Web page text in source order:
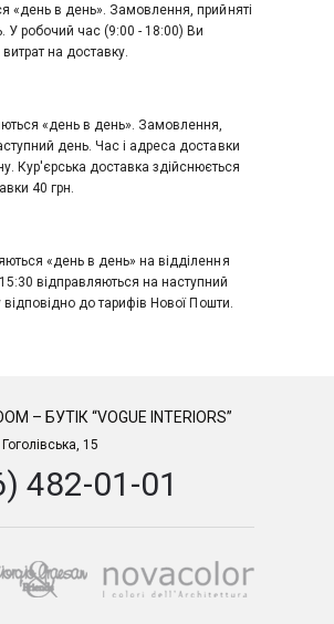
«день в день». Замовлення, прийняті
У робочий час (9:00 - 18:00) Ви
на доставку.
«день в день». Замовлення,
день. Час і адреса доставки
Кур'єрська доставка здійснюється
40 грн.
«день в день» на відділення
відправляються на наступний
відповідно до тарифів Нової Пошти.
– БУТІК “VOGUE INTERIORS”
15
482-01-01